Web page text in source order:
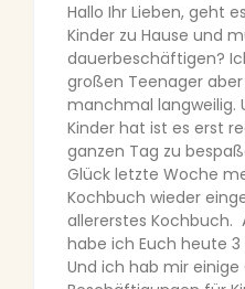
Hallo Ihr Lieben, geht
Kinder zu Hause und
dauerbeschäftigen?
großen Teenager
manchmal langweilig.
Kinder hat ist es erst
ganzen Tag zu
Glück letzte Woche
Kochbuch wieder
allererstes Kochbuch.
habe ich Euch heute
Und ich hab mir